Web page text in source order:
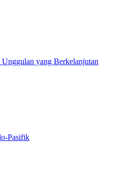
Unggulan yang Berkelanjutan
Pasifik